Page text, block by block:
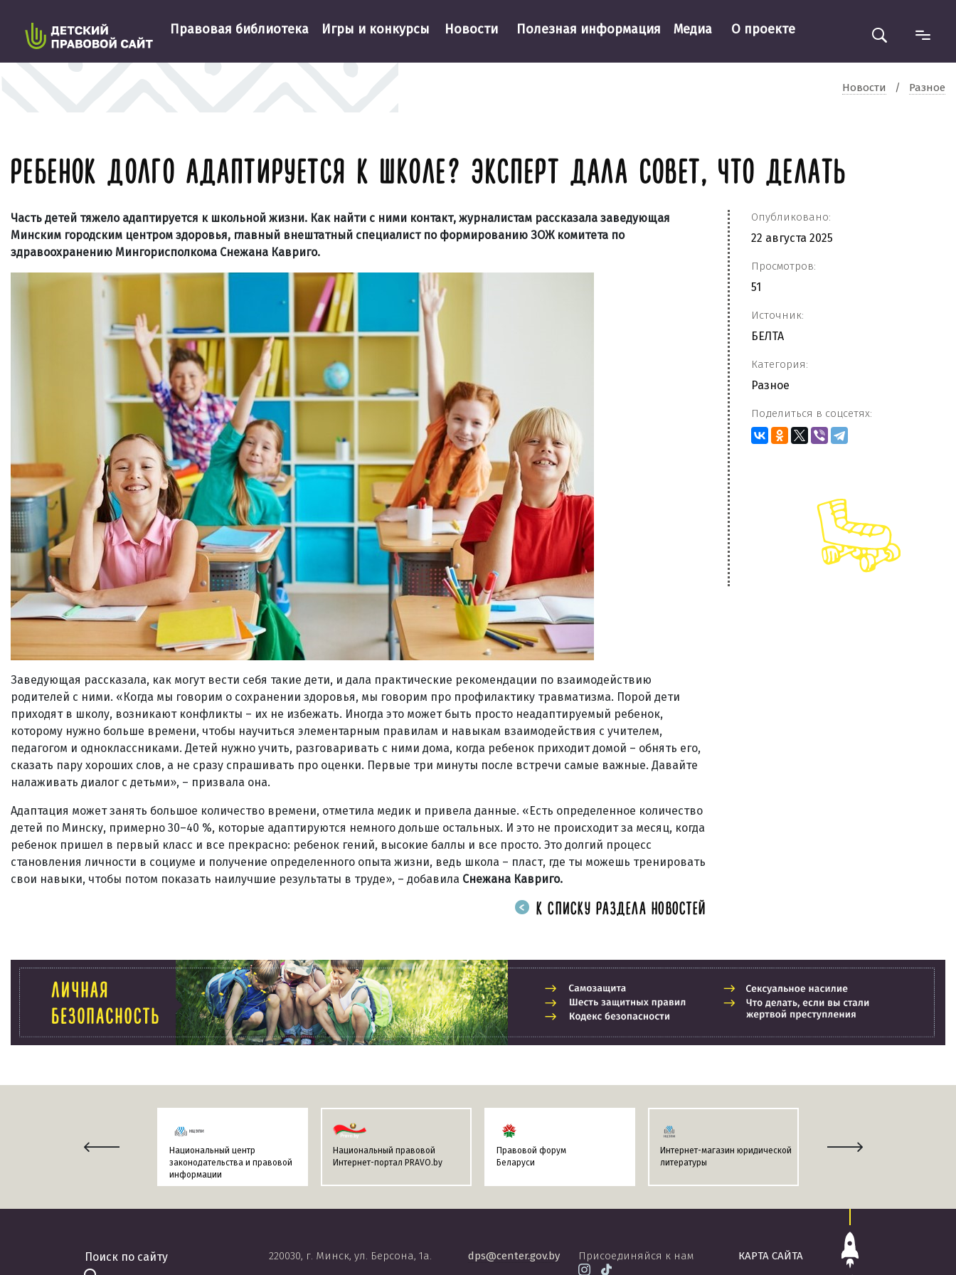
Правовая библиотека Игры и конкурсы Новости Полезная информация Медиа О проекте
Новости / Разное
РЕБЕНОК ДОЛГО АДАПТИРУЕТСЯ К ШКОЛЕ? ЭКСПЕРТ ДАЛА СОВЕТ, ЧТО ДЕЛАТЬ
Часть детей тяжело адаптируется к школьной жизни. Как найти с ними контакт, журналистам рассказала заведующая
Минским городским центром здоровья, главный внештатный специалист по формированию ЗОЖ комитета по
здравоохранению Мингорисполкома Снежана Кавриго.
Заведующая рассказала, как могут вести себя такие дети, и дала практические рекомендации по взаимодействию
родителей с ними. «Когда мы говорим о сохранении здоровья, мы говорим про профилактику травматизма. Порой дети
приходят в школу, возникают конфликты – их не избежать. Иногда это может быть просто неадаптируемый ребенок,
которому нужно больше времени, чтобы научиться элементарным правилам и навыкам взаимодействия с учителем,
педагогом и одноклассниками. Детей нужно учить, разговаривать с ними дома, когда ребенок приходит домой – обнять его,
сказать пару хороших слов, а не сразу спрашивать про оценки. Первые три минуты после встречи самые важные. Давайте
налаживать диалог с детьми», – призвала она.
Адаптация может занять большое количество времени, отметила медик и привела данные. «Есть определенное количество
детей по Минску, примерно 30–40 %, которые адаптируются немного дольше остальных. И это не происходит за месяц, когда
ребенок пришел в первый класс и все прекрасно: ребенок гений, высокие баллы и все просто. Это долгий процесс
становления личности в социуме и получение определенного опыта жизни, ведь школа – пласт, где ты можешь тренировать
свои навыки, чтобы потом показать наилучшие результаты в труде», – добавила Снежана Кавриго.
Опубликовано:
22 августа 2025
Просмотров:
51
Источник:
БЕЛТА
Категория:
Разное
Поделиться в соцсетях:
К СПИСКУ РАЗДЕЛА НОВОСТЕЙ
Национальный центр
законодательства и правовой
информации
Национальный правовой
Интернет-портал PRAVO.by
Правовой форум
Беларуси
Интернет-магазин юридической
литературы
Информационно-поисковая
КАРТА САЙТА
220030, г. Минск, ул. Берсона, 1а. dps@center.gov.by Присоединяйся к нам